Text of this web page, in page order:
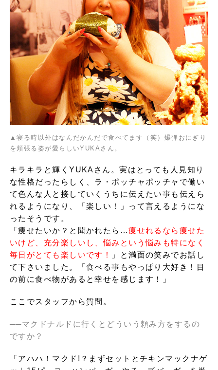
▲寝る時以外はなんだかんだで食べてます（笑）爆弾おにぎり
を頬張る姿が愛らしいYUKAさん。
キラキラと輝くYUKAさん。実はとっても人見知り
な性格だったらしく、ラ・ポッチャポッチャで働い
て色んな人と接していくうちに伝えたい事も伝えら
れるようになり、「楽しい！」って言えるようにな
ったそうです。
「痩せたいか？と聞かれたら…痩せれるなら痩せた
いけど、充分楽しいし、悩みという悩みも特になく
毎日がとても楽しいです！
」と満面の笑みでお話し
て下さいました。「食べる事もやっぱり大好き！目
の前に食べ物があると幸せを感じます！」
ここでスタッフから質問。
──マクドナルドに行くとどういう頼み方をするの
ですか？
「アハハ！マクド!？まずセットとチキンマックナゲ